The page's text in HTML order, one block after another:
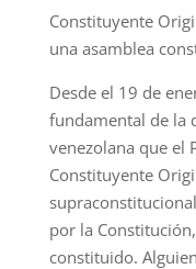
Constituyente
una asamblea
Desde el 19 de
fundamental de la
venezolana que el
Constituyente
por la
constituido.